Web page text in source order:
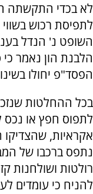
לא בכדי התקשתה
לתפיסת רכוש
הלבנת הון נאמר
הפסד"פ יחולו
בכל ההחלטות
לתפוס חפץ או נכס
אקראיות, שהצדיקו
נתפס ברכבו של
רולטות ושולחנות
להניח כי עומדים